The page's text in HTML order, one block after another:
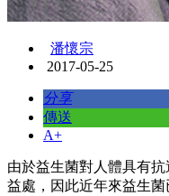
潘懷宗
2017-05-25
分享
傳送
A+
由於益生菌對人體具有
益處，因此近年來益生